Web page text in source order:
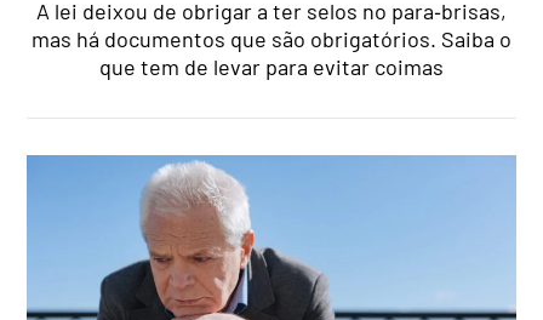
A lei deixou de obrigar a ter selos no para‑brisas,
mas há documentos que são obrigatórios. Saiba o
que tem de levar para evitar coimas